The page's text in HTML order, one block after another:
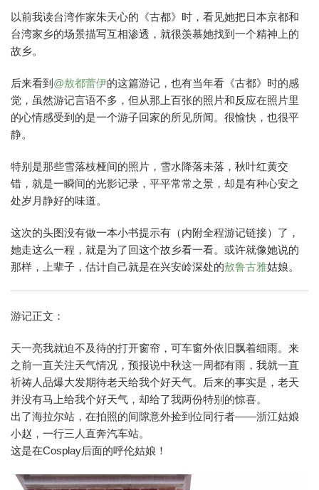
以前我读台湾作家朱天心的《古都》时，看见她把日本京都和
台湾家乡的场景描写互相渗透，就很羡慕她找到一个精神上的
故乡。
后来看到 @敖都蕾伊的这篇游记，也有当年看《古都》时的感
觉，虽然游记言语不多，但从那上百张的照片和反应在照片里
的心情感受到的是一个游子回家的所见所闻。很愉快，也很平
静。
特别是那些雪落枝桠间的照片，雪水降落未落，秋叶红黄交
错，就是一瞬间的光影记录，平平常常之景，却是有种心安之
处岁月静好的味道。
这次的头图没有做一本小书提示有（内附全程游记链接）了，
她走这么一程，就是为了回这个故乡看一看。或许就像她说的
那样，上辈子，估计自己就是在兴安岭深处的敖鲁古雅姑娘。
游记正文：
天一亮我就迫不及待的打开窗帘，可车窗外依旧飘着细雨。来
之前一直关注天气情况，预报说中秋这一周都有雨，我就一直
祈祷人品爆大发期待老天给我个好天气。后来的事实是，老天
并没有马上给我个好天气，却给了我两份特别的惊喜。
出了海拉尔站，在拍照的间隙意外捡到位同行者——浙江姑娘
小赵，一行三人直奔汽车站。
这是在Cosplay后面的呼伦姑娘！